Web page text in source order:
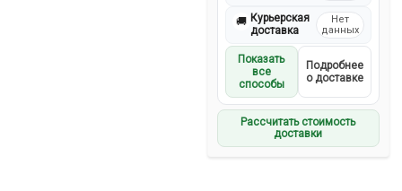
🚚 Курьерская
доставка
Нет
данных
Показать
все
способы
Подробнее
о доставке
Рассчитать стоимость
доставки